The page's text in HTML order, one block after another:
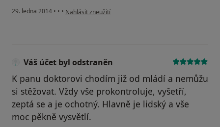
29. ledna 2014 • • • podle názoru uživatele Váš účet byl odstraněn
Nahlásit zneužití
Váš účet byl odstraněn
K panu doktorovi chodím již od mládí a nemůžu
si stěžovat. Vždy vše prokontroluje, vyšetří,
zeptá se a je ochotný. Hlavně je lidský a vše
moc pěkně vysvětlí.